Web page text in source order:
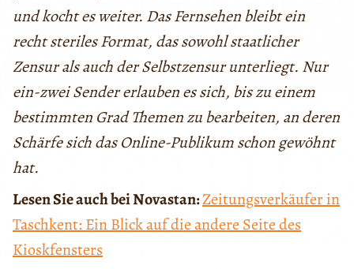
und kocht es weiter. Das Fernsehen bleibt ein
recht steriles Format, das sowohl staatlicher
Zensur als auch der Selbstzensur unterliegt. Nur
ein-zwei Sender erlauben es sich, bis zu einem
bestimmten Grad Themen zu bearbeiten, an deren
Schärfe sich das Online-Publikum schon gewöhnt
hat.
Lesen Sie auch bei Novastan:Zeitungsverkäufer in
Taschkent: Ein Blick auf die andere Seite des
Kioskfensters